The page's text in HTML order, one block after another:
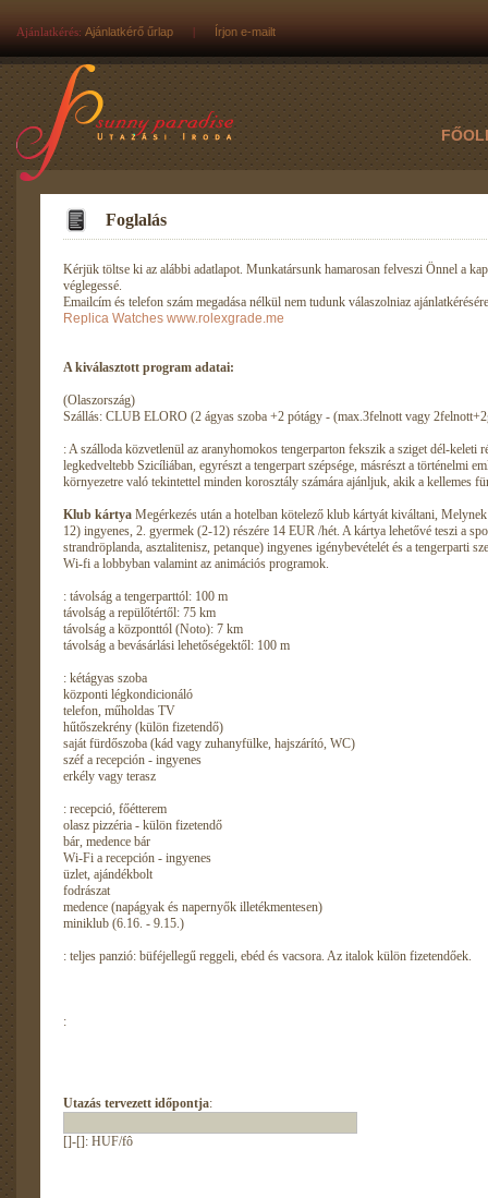
Ajánlatkérés: Ajánlatkérő űrlap | Írjon e-mailt
Foglalás
Kérjük töltse ki az alábbi adatlapot. Munkatársunk hamarosan felveszi Önnel a
véglegessé.
Emailcím és telefon szám megadása nélkül nem tudunk válaszolniaz
Replica Watches www.rolexgrade.me
A kiválasztott program adatai:
(Olaszország)
Szállás: CLUB ELORO (2 ágyas szoba +2 pótágy - (max.3felnott vagy
: A szálloda közvetlenül az aranyhomokos tengerparton fekszik a sziget dél-keleti
legkedveltebb Szicíliában, egyrészt a tengerpart szépsége, másrészt a történelmi
környezetre való tekintettel minden korosztály számára ajánljuk, akik a kellemes
Klub kártya Megérkezés után a hotelban kötelező klub kártyát kiváltani,
12) ingyenes, 2. gyermek (2-12) részére 14 EUR /hét. A kártya lehetővé teszi a
strandröplanda, asztalitenisz, petanque) ingyenes igénybevételét és a tengerparti
Wi-fi a lobbyban valamint az animációs programok.
: távolság a tengerparttól: 100 m
távolság a repülőtértől: 75 km
távolság a központtól (Noto): 7 km
távolság a bevásárlási lehetőségektől: 100 m
: kétágyas szoba
központi légkondicionáló
telefon, műholdas TV
hűtőszekrény (külön fizetendő)
saját fürdőszoba (kád vagy zuhanyfülke, hajszárító, WC)
széf a recepción - ingyenes
erkély vagy terasz
: recepció, főétterem
olasz pizzéria - külön fizetendő
bár, medence bár
Wi-Fi a recepción - ingyenes
üzlet, ajándékbolt
fodrászat
medence (napágyak és napernyők illetékmentesen)
miniklub (6.16. - 9.15.)
: teljes panzió: büféjellegű reggeli, ebéd és vacsora. Az italok külön fizetendőek.
:
Utazás tervezett időpontja:
[]-[]: HUF/fô